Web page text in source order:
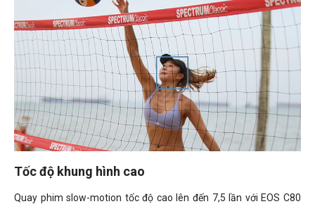
Tốc độ khung hình cao
Quay phim slow-motion tốc độ cao lên đến 7,5 lần với EOS C80